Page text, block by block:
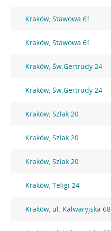
Kraków, Stawowa 61
Kraków, Stawowa 61
Kraków, Św.Gertrudy 24
Kraków, Św.Gertrudy 24
Kraków, Szlak 20
Kraków, Szlak 20
Kraków, Szlak 20
Kraków, Teligi 24
Kraków, ul. Kalwaryjska 68